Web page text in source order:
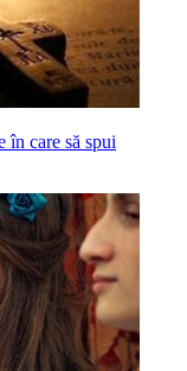
în care să spui